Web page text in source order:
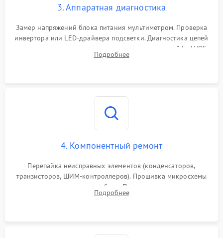
Поломка системы защиты
3. Аппаратная диагностика
Замер напряжений блока питания мультиметром. Проверка
инвертора или LED-драйвера подсветки. Диагностика цепей
питания скалера и тестирование сигналов на шлейфе LVDS
Подробнее
4. Компонентный ремонт
Перепайка неисправных элементов (конденсаторов,
транзисторов, ШИМ-контроллеров). Прошивка микросхемы
памяти при программных сбоях. При поломке подсветки —
разборка матрицы и замена выгоревших светодиодов.
Подробнее